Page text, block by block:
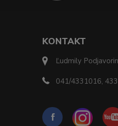
KONTAKT
Ľudmily
041/4331016,